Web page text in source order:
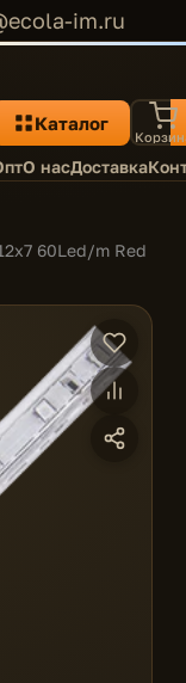
im.ru
Каталог
О насДоставка
60Led/m Red